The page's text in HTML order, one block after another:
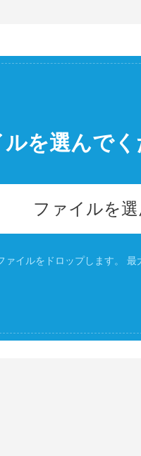
ルを選んで
ファイルを
ァイルをドロップします。